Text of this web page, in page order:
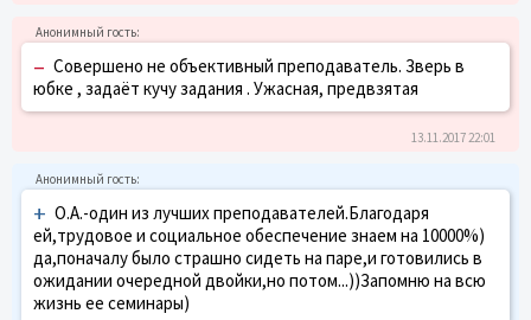
– Совершено не объективный преподаватель. Зверь в
юбке , задаёт кучу задания . Ужасная, предвзятая
13.11.2017 22:01
+ О.А.-один из лучших преподавателей.Благодаря
ей,трудовое и социальное обеспечение знаем на 10000%)
да,поначалу было страшно сидеть на паре,и готовились в
ожидании очередной двойки,но потом...))Запомню на всю
жизнь ее семинары)